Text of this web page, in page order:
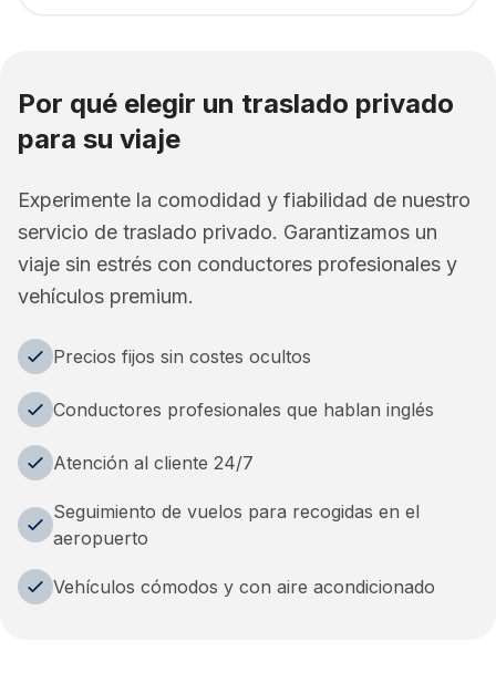
Por qué elegir un traslado privado
para su viaje
Experimente la comodidad y fiabilidad de nuestro
servicio de traslado privado. Garantizamos un
viaje sin estrés con conductores profesionales y
vehículos premium.
Precios fijos sin costes ocultos
Conductores profesionales que hablan inglés
Atención al cliente 24/7
Seguimiento de vuelos para recogidas en el
aeropuerto
Vehículos cómodos y con aire acondicionado